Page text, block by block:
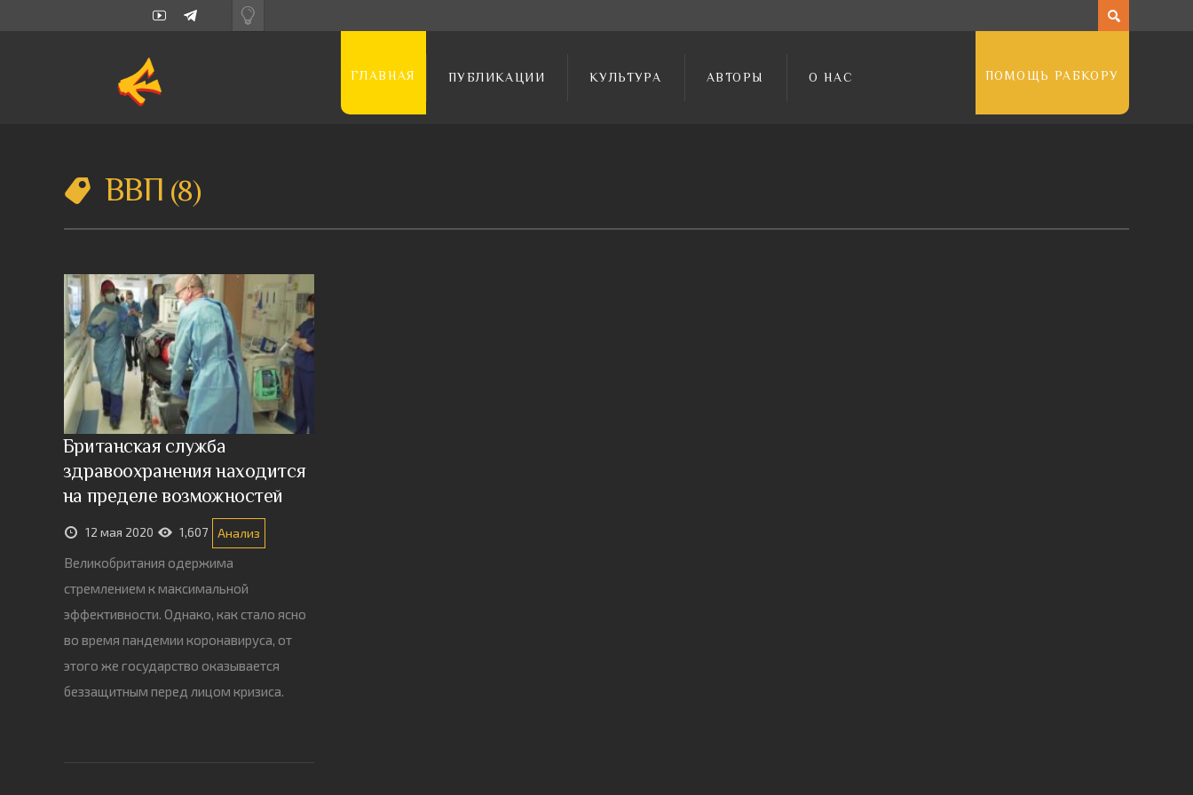
ГЛАВНАЯ ПУБЛИКАЦИИ КУЛЬТУРА АВТОРЫ О НАС ПОМОЩЬ РАБКОРУ
ВВП 8
Британская служба
здравоохранения находится
на пределе возможностей
12 мая 2020 1,607 Анализ
Великобритания одержима
стремлением к максимальной
эффективности. Однако, как стало ясно
во время пандемии коронавируса, от
этого же государство оказывается
беззащитным перед лицом кризиса.